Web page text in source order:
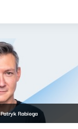
Patryk Rabiega